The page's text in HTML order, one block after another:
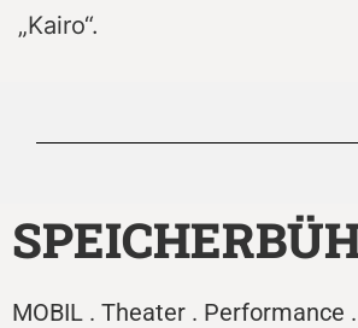
„Kairo“.
MOBIL . Theater . Performance